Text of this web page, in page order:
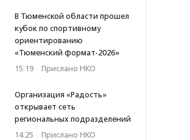
В Тюменской области прошел
кубок по спортивному
ориентированию
«Тюменский формат-2026»
15:19 · Прислано НКО
Организация «Радость»
открывает сеть
региональных подразделений
14:25 · Прислано НКО